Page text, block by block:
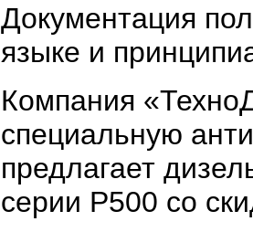
Документация
языке и
Компания
специальную
предлагает
серии P500 со